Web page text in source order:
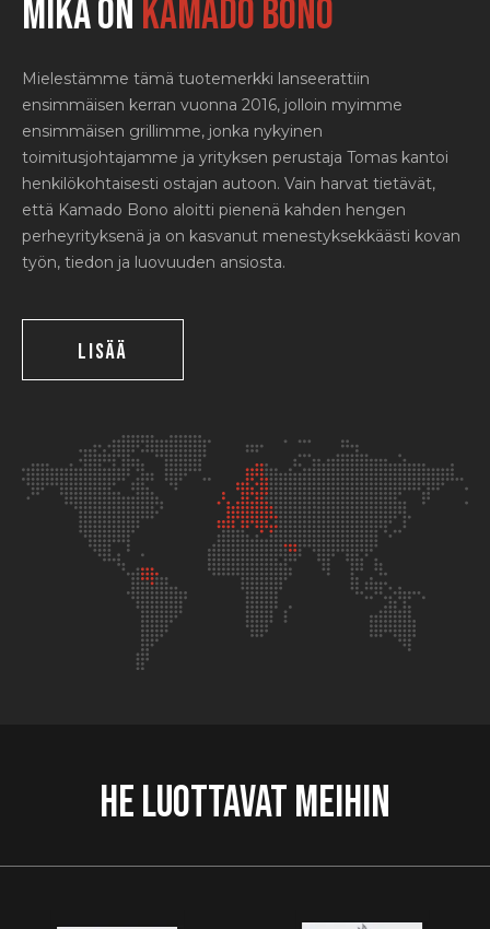
Mikä on KAMADO BONO
Mielestämme tämä tuotemerkki lanseerattiin
ensimmäisen kerran vuonna 2016, jolloin myimme
ensimmäisen grillimme, jonka nykyinen
toimitusjohtajamme ja yrityksen perustaja Tomas kantoi
henkilökohtaisesti ostajan autoon. Vain harvat tietävät,
että Kamado Bono aloitti pienenä kahden hengen
perheyrityksenä ja on kasvanut menestyksekkäästi kovan
työn, tiedon ja luovuuden ansiosta.
LISÄÄ
He luottavat meihin